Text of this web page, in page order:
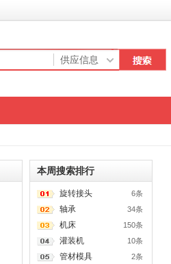
本周搜索排行
6条
旋转接头
34条
轴承
150条
机床
10条
灌装机
2条
管材模具